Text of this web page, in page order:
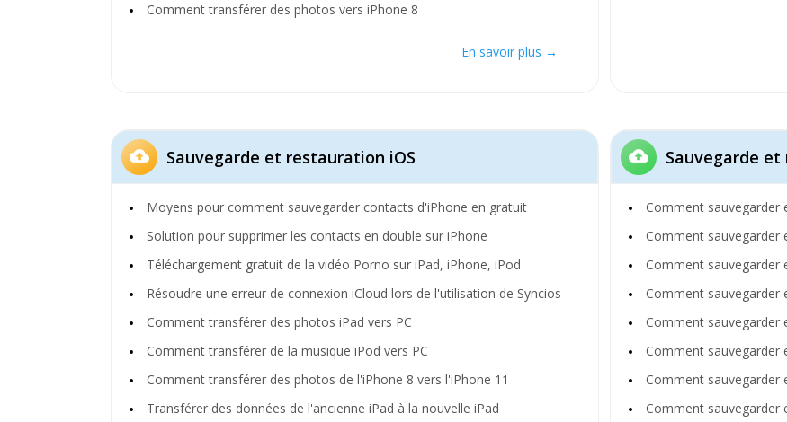
Comment transférer des photos vers iPhone 8
En savoir plus →
Sauvegarde et restauration iOS
Moyens pour comment sauvegarder contacts d'iPhone en gratuit
Solution pour supprimer les contacts en double sur iPhone
Téléchargement gratuit de la vidéo Porno sur iPad, iPhone, iPod
Résoudre une erreur de connexion iCloud lors de l'utilisation de Syncios
Comment transférer des photos iPad vers PC
Comment transférer de la musique iPod vers PC
Comment transférer des photos de l'iPhone 8 vers l'iPhone 11
Transférer des données de l'ancienne iPad à la nouvelle iPad
Sauvegarde
Comment sauvegarder
Comment sauvegarder
Comment sauvegarder
Comment sauvegarder
Comment sauvegarder
Comment sauvegarder
Comment sauvegarder
Comment sauvegarder